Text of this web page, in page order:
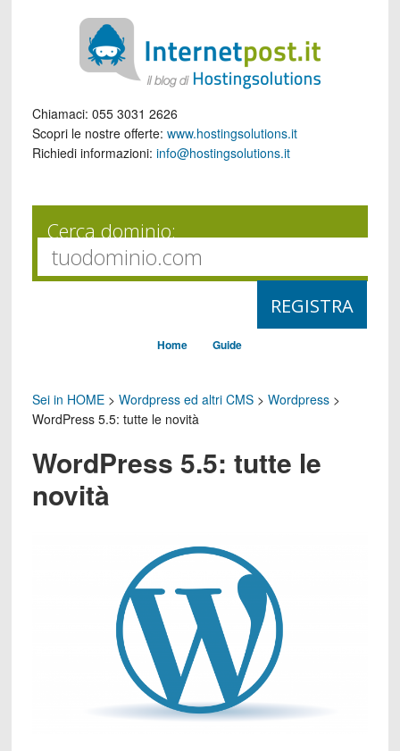
Chiamaci: 055 3031 2626
Scopri le nostre offerte: www.hostingsolutions.it
Richiedi informazioni: info@hostingsolutions.it
Cerca dominio:
Home Guide
Sei in HOME> Wordpress ed altri CMS> Wordpress>
WordPress 5.5: tutte le novità
WordPress 5.5: tutte le
novità